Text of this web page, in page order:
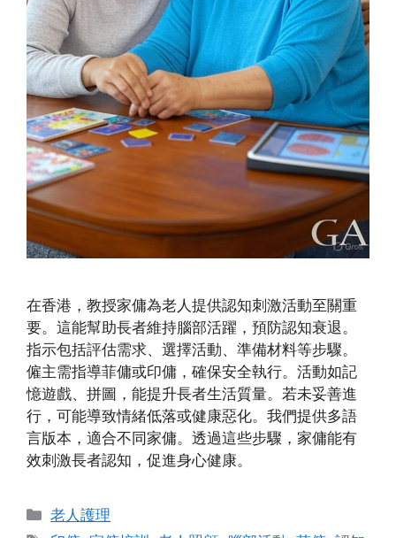
在香港，教授家傭為老人提供認知刺激活動至關重
要。這能幫助長者維持腦部活躍，預防認知衰退。
指示包括評估需求、選擇活動、準備材料等步驟。
僱主需指導菲傭或印傭，確保安全執行。活動如記
憶遊戲、拼圖，能提升長者生活質量。若未妥善進
行，可能導致情緒低落或健康惡化。我們提供多語
言版本，適合不同家傭。透過這些步驟，家傭能有
效刺激長者認知，促進身心健康。
Categories
老人護理